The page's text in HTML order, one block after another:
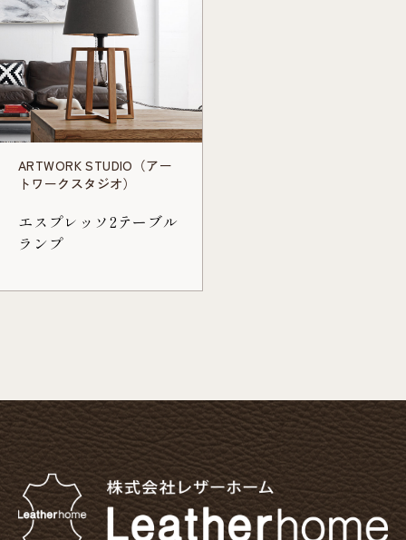
ARTWORK STUDIO（アー
トワークスタジオ）
エスプレッソ2テーブル
ランプ